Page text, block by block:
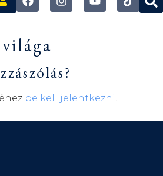
be kell jelentkezni.